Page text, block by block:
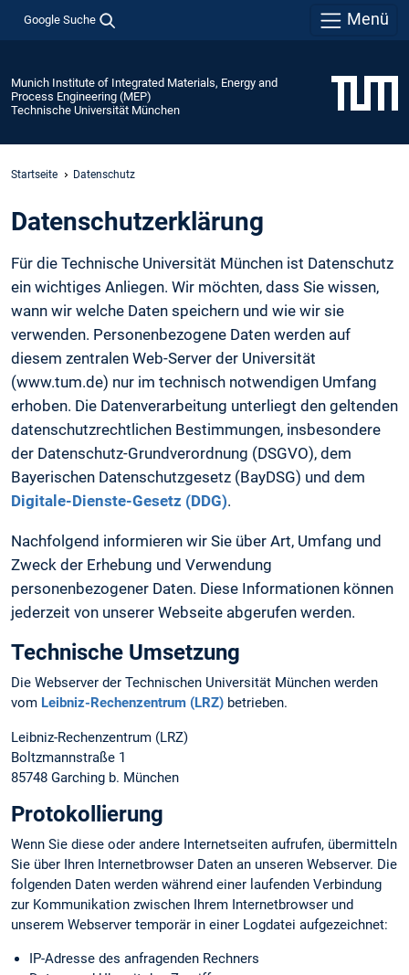
Google Suche Menü
Munich Institute of Integrated Materials, Energy and
Process Engineering (MEP)
Technische Universität München
Startseite Datenschutz
Daten­schutz­erklärung
Für die Technische Universität München ist Datenschutz
ein wichtiges Anliegen. Wir möchten, dass Sie wissen,
wann wir welche Daten speichern und wie wir sie
verwenden. Personenbezogene Daten werden auf
diesem zentralen Web-Server der Universität
(www.tum.de) nur im technisch notwendigen Umfang
erhoben. Die Datenverarbeitung unterliegt den geltenden
datenschutzrechtlichen Bestimmungen, insbesondere
der Datenschutz-Grundverordnung (DSGVO), dem
Bayerischen Datenschutzgesetz (BayDSG) und dem
Digitale-Dienste-Gesetz (DDG).
Nachfolgend informieren wir Sie über Art, Umfang und
Zweck der Erhebung und Verwendung
personenbezogener Daten. Diese Informationen können
jederzeit von unserer Webseite abgerufen werden.
Technische Umsetzung
Die Webserver der Technischen Universität München werden
vom Leibniz-Rechenzentrum (LRZ) betrieben.
Leibniz-Rechenzentrum (LRZ)
Boltzmannstraße 1
85748 Garching b. München
Protokollierung
Wenn Sie diese oder andere Internetseiten aufrufen, übermitteln
Sie über Ihren Internetbrowser Daten an unseren Webserver. Die
folgenden Daten werden während einer laufenden Verbindung
zur Kommunikation zwischen Ihrem Internetbrowser und
unserem Webserver temporär in einer Logdatei aufgezeichnet:
IP-Adresse des anfragenden Rechners